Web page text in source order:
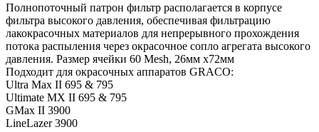
Полнопоточный патрон фильтр располагается в корпусе
фильтра высокого давления, обеспечивая фильтрацию
лакокрасочных материалов для непрерывного прохождения
потока распыления через окрасочное сопло агрегата высокого
давления. Размер ячейки 60 Mesh, 26мм х72мм
Подходит для окрасочных аппаратов GRACO:
Ultra Max II 695 & 795
Ultimate MX II 695 & 795
GMax II 3900
LineLazer 3900